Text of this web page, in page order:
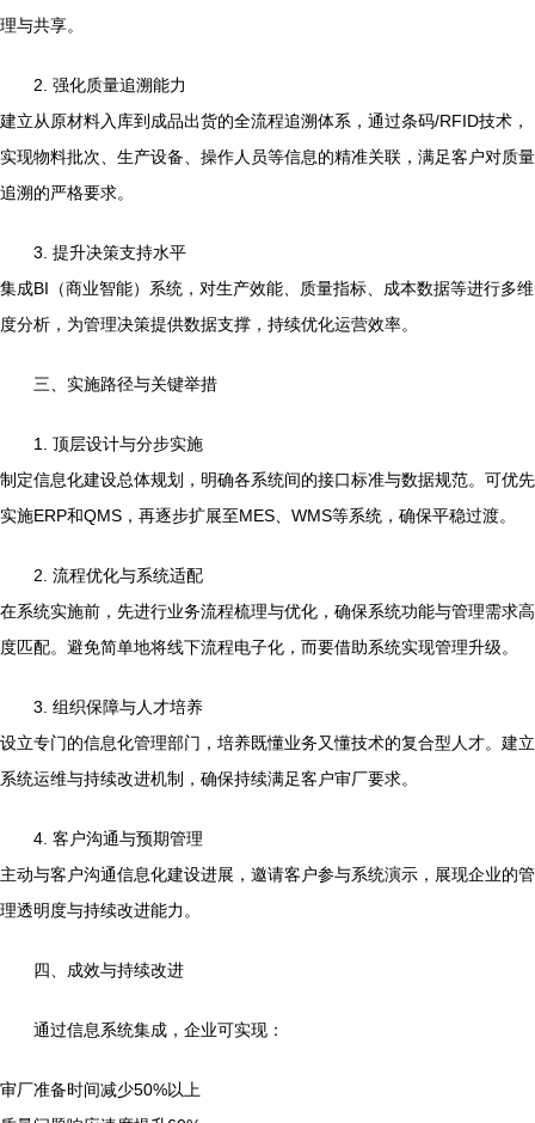
理与共享。
2. 强化质量追溯能力
建立从原材料入库到成品出货的全流程追溯体系，通过条码/RFID技术，
实现物料批次、生产设备、操作人员等信息的精准关联，满足客户对质量
追溯的严格要求。
3. 提升决策支持水平
集成BI（商业智能）系统，对生产效能、质量指标、成本数据等进行多维
度分析，为管理决策提供数据支撑，持续优化运营效率。
三、实施路径与关键举措
1. 顶层设计与分步实施
制定信息化建设总体规划，明确各系统间的接口标准与数据规范。可优先
实施ERP和QMS，再逐步扩展至MES、WMS等系统，确保平稳过渡。
2. 流程优化与系统适配
在系统实施前，先进行业务流程梳理与优化，确保系统功能与管理需求高
度匹配。避免简单地将线下流程电子化，而要借助系统实现管理升级。
3. 组织保障与人才培养
设立专门的信息化管理部门，培养既懂业务又懂技术的复合型人才。建立
系统运维与持续改进机制，确保持续满足客户审厂要求。
4. 客户沟通与预期管理
主动与客户沟通信息化建设进展，邀请客户参与系统演示，展现企业的管
理透明度与持续改进能力。
四、成效与持续改进
通过信息系统集成，企业可实现：
审厂准备时间减少50%以上